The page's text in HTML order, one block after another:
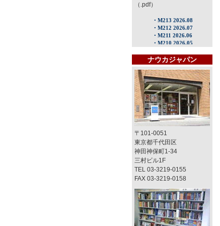
（.pdf）
ナウカジャパン
〒101-0051
東京都千代田区
神田神保町1-34
三村ビル1F
TEL 03-3219-0155
FAX 03-3219-0158